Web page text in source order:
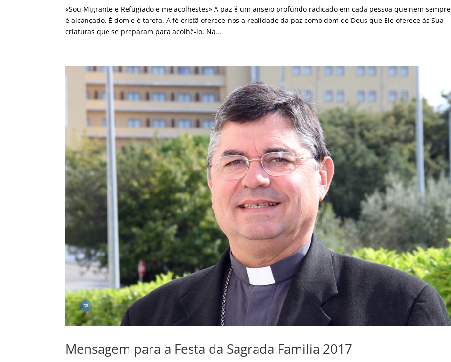
«Sou Migrante e Refugiado e me acolhestes» A paz é um anseio profundo radicado em cada pessoa que nem sempre
é alcançado. É dom e é tarefa. A fé cristã oferece-nos a realidade da paz como dom de Deus que Ele oferece às Sua
criaturas que se preparam para acolhê-lo. Na...
Mensagem para a Festa da Sagrada Familia 2017